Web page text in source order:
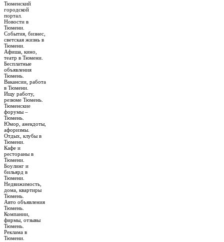
Тюменский
городской
портал.
Новости в
Тюмени.
События, бизнес,
светская жизнь в
Тюмени.
Афиша, кино,
театр в Тюмени.
Бесплатные
объявления
Тюмень.
Вакансии, работа
в Тюмени.
Ищу работу,
резюме Тюмень.
Тюменские
форумы –
Тюмень.
Юмор, анекдоты,
афоризмы.
Отдых, клубы в
Тюмени.
Кафе и
рестораны в
Тюмени.
Боулинг и
бильярд в
Тюмени.
Недвижимость,
дома, квартиры
Тюмень.
Авто объявления
Тюмень.
Компании,
фирмы, отзывы
Тюмень.
Реклама в
Тюмени.